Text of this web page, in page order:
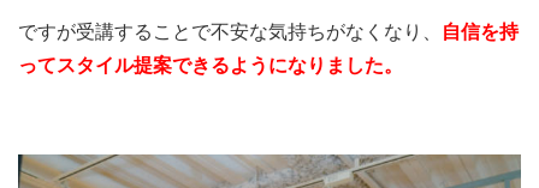
ですが受講することで不安な気持ちがなくなり、
自信を持
ってスタイル提案できるようになりました。